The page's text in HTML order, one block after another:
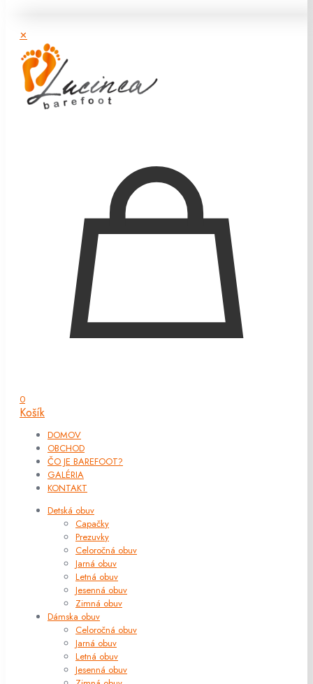
✕
0
Košík
DOMOV
OBCHOD
ČO JE BAREFOOT?
GALÉRIA
KONTAKT
Detská obuv
Capačky
Prezuvky
Celoročná obuv
Jarná obuv
Letná obuv
Jesenná obuv
Zimná obuv
Dámska obuv
Celoročná obuv
Jarná obuv
Letná obuv
Jesenná obuv